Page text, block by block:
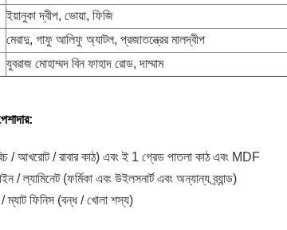
ইয়ানুকা দ্বীপ, ভোয়া, ফিজি
মেরাদু, গাফু আলিফু অ্যাটল, প্রজাতন্ত্রের মালদ্বীপ
যুবরাজ মোহাম্মদ বিন ফাহাদ রোড, দাম্মাম
/ আখরোট / রাবার কাঠ) এবং ই 1 গ্রেড পাতলা কাঠ এবং MDF
/ ল্যামিনেট (ফর্মিকা এবং উইলসনার্ট এবং অন্যান্য ব্র্যান্ড)
ম্যাট ফিনিস (বন্ধ / খোলা শস্য)